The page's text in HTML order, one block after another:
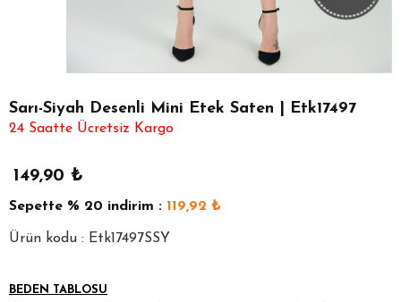
Sarı-Siyah Desenli Mini Etek Saten | Etk17497
24 Saatte Ücretsiz Kargo
149,90 ₺
Sepette % 20 indirim : 119,92 ₺
Ürün kodu : Etk17497SSY
BEDEN TABLOSU